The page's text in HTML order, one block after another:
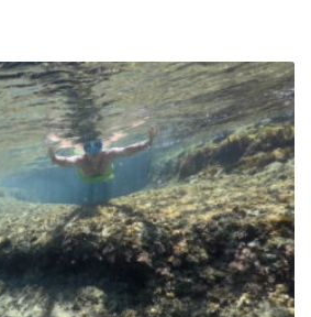
κόσμο
για
το
2021!”